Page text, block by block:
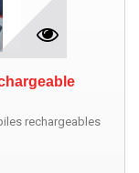
rechargeables